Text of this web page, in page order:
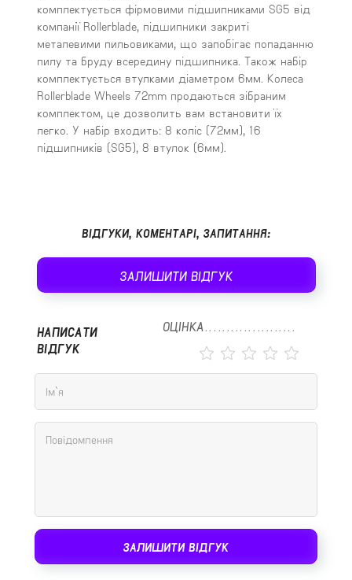
комплектується фірмовими підшипниками SG5 від
компанії Rollerblade, підшипники закриті
металевими пильовиками, що запобігає попаданню
пилу та бруду всередину підшипника. Також набір
комплектується втулками діаметром 6мм. Колеса
Rollerblade Wheels 72mm продаються зібраним
комплектом, це дозволить вам встановити їх
легко. У набір входить: 8 коліс (72мм), 16
підшипників (SG5), 8 втулок (6мм).
ВІДГУКИ, КОМЕНТАРІ, ЗАПИТАННЯ:
ЗАЛИШИТИ ВІДГУК
НАПИСАТИ
ВІДГУК
ОЦІНКА
ЗАЛИШИТИ ВІДГУК